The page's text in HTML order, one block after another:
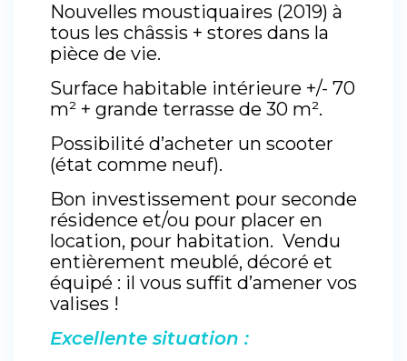
Nouvelles moustiquaires (2019) à
tous les châssis + stores dans la
pièce de vie.
Surface habitable intérieure +/- 70
m² + grande terrasse de 30 m².
Possibilité d’acheter un scooter
(état comme neuf).
Bon investissement pour seconde
résidence et/ou pour placer en
location, pour habitation. Vendu
entièrement meublé, décoré et
équipé : il vous suffit d’amener vos
valises !
Excellente situation :